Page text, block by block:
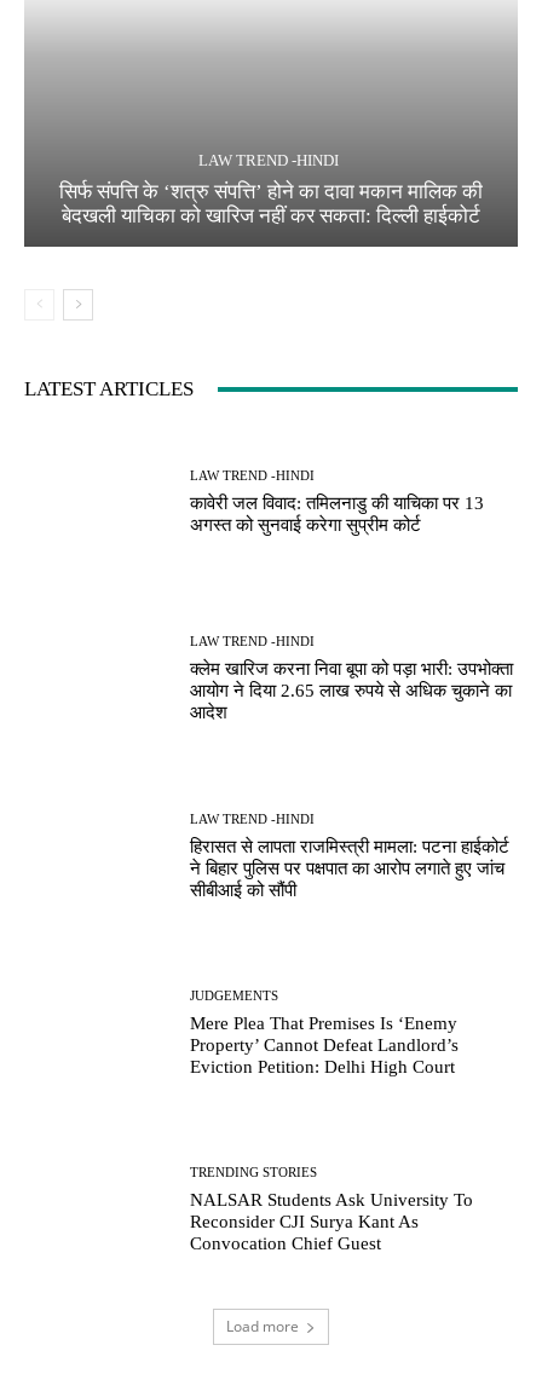
LAW TREND -HINDI
सिर्फ संपत्ति के ‘शत्रु संपत्ति’ होने का दावा मकान मालिक की
बेदखली याचिका को खारिज नहीं कर सकता: दिल्ली हाईकोर्ट
LATEST ARTICLES
LAW TREND -HINDI
कावेरी जल विवाद: तमिलनाडु की याचिका पर 13
अगस्त को सुनवाई करेगा सुप्रीम कोर्ट
LAW TREND -HINDI
क्लेम खारिज करना निवा बूपा को पड़ा भारी: उपभोक्ता
आयोग ने दिया 2.65 लाख रुपये से अधिक चुकाने का
आदेश
LAW TREND -HINDI
हिरासत से लापता राजमिस्त्री मामला: पटना हाईकोर्ट
ने बिहार पुलिस पर पक्षपात का आरोप लगाते हुए जांच
सीबीआई को सौंपी
JUDGEMENTS
Mere Plea That Premises Is ‘Enemy
Property’ Cannot Defeat Landlord’s
Eviction Petition: Delhi High Court
TRENDING STORIES
NALSAR Students Ask University To
Reconsider CJI Surya Kant As
Convocation Chief Guest
Load more